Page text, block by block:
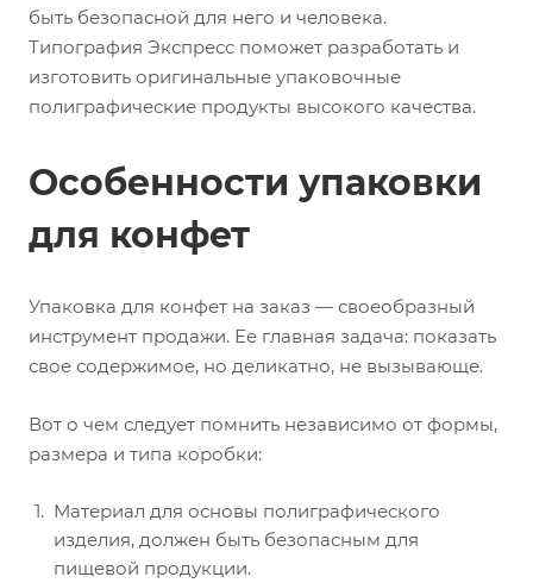
быть безопасной для него и человека.
Типография Экспресс поможет разработать и
изготовить оригинальные упаковочные
полиграфические продукты высокого качества.
Особенности упаковки
для конфет
Упаковка для конфет на заказ — своеобразный
инструмент продажи. Ее главная задача: показать
свое содержимое, но деликатно, не вызывающе.
Вот о чем следует помнить независимо от формы,
размера и типа коробки:
Материал для основы полиграфического
изделия, должен быть безопасным для
пищевой продукции.